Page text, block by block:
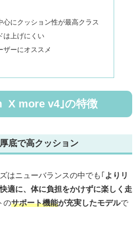
心にクッション性が最高クラス
は上げにくい
ザーにオススメ
X more v4｣の特徴
底で高クッション
はニューバランスの中でも｢ よりリ
適に、体に負担をかけずに楽しく走
のサポート機能が充実したモデルで